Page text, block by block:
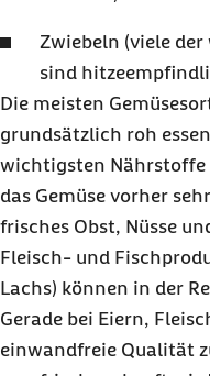
Zwiebeln (viele
sind
Die meisten
grundsätzlich roh
wichtigsten Nährstoffe
das Gemüse vorher
frisches Obst, Nüsse
Fleisch- und
Lachs) können in der
Gerade bei Eiern,
einwandfreie Qualität